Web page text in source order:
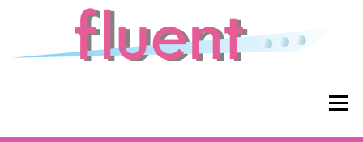
Ugrás a tartalomra
Menü